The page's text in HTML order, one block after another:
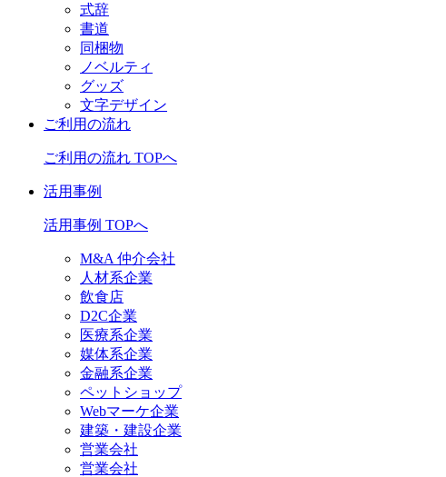
式辞
書道
同梱物
ノベルティ
グッズ
文字デザイン
ご利用の流れ
ご利用の流れ TOPへ
活用事例
活用事例 TOPへ
M&A 仲介会社
人材系企業
飲食店
D2C企業
医療系企業
媒体系企業
金融系企業
ペットショップ
Webマーケ企業
建築・建設企業
営業会社
営業会社